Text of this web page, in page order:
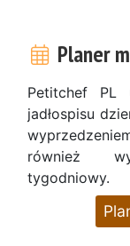
Planer
Petitchef PL
jadłospisu
również
tygodniowy.